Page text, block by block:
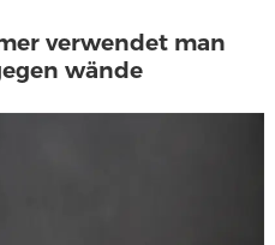
verwendet man
wände